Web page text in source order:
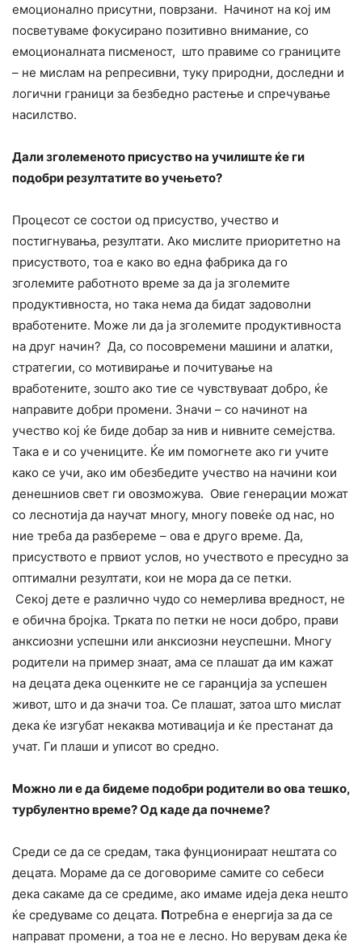
емоционално присутни, поврзани. Начинот на кој им
посветуваме фокусирано позитивно внимание, со
емоционалната писменост, што правиме со границите
– не мислам на репресивни, туку природни, доследни и
логични граници за безбедно растење и спречување
насилство.
Дали зголеменото присуство на училиште ќе ги
подобри резултатите во учењето?
Процесот се состои од присуство, учество и
постигнувања, резултати. Ако мислите приоритетно на
присуството, тоа е како во една фабрика да го
зголемите работното време за да ја зголемите
продуктивноста, но така нема да бидат задоволни
вработените. Може ли да ја зголемите продуктивноста
на друг начин? Да, со посовремени машини и алатки,
стратегии, со мотивирање и почитување на
вработените, зошто ако тие се чувствуваат добро, ќе
направите добри промени. Значи – со начинот на
учество кој ќе биде добар за нив и нивните семејства.
Така е и со учениците. Ќе им помогнете ако ги учите
како се учи, ако им обезбедите учество на начини кои
денешниов свет ги овозможува. Овие генерации можат
со леснотија да научат многу, многу повеќе од нас, но
ние треба да разбереме – ова е друго време. Да,
присуството е првиот услов, но учеството е пресудно за
оптимални резултати, кои не мора да се петки.
Секој дете е различно чудо со немерлива вредност, не
е обична бројка. Трката по петки не носи добро, прави
анксиозни успешни или анксиозни неуспешни. Многу
родители на пример знаат, ама се плашат да им кажат
на децата дека оценките не се гаранција за успешен
живот, што и да значи тоа. Се плашат, затоа што мислат
дека ќе изгубат некаква мотивација и ќе престанат да
учат. Ги плаши и уписот во средно.
Можно ли е да бидеме подобри родители во ова тешко,
турбулентно време? Од каде да почнеме?
Среди се да се средам, така фунционираат нештата со
децата. Мораме да се договориме самите со себеси
дека сакаме да се средиме, ако имаме идеја дека нешто
ќе средуваме со децата. Потребна е енергија за да се
направат промени, а тоа не е лесно. Но верувам дека ќе